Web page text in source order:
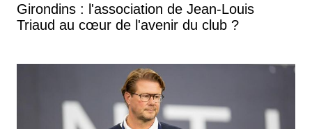
Girondins : l'association de Jean-Louis
Triaud au cœur de l'avenir du club ?